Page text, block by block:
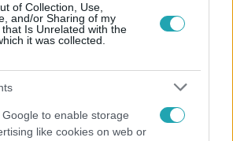
of Collection, Use,
and/or Sharing of my
Is Unrelated with the
it was collected.
to enable storage
like cookies on web or